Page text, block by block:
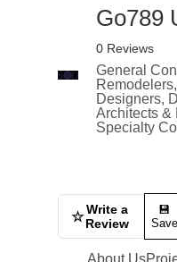
Go789
0 Reviews
General
Designers,
Architects &
Specialty
☆ Write a
Review
💾
Save
About Us